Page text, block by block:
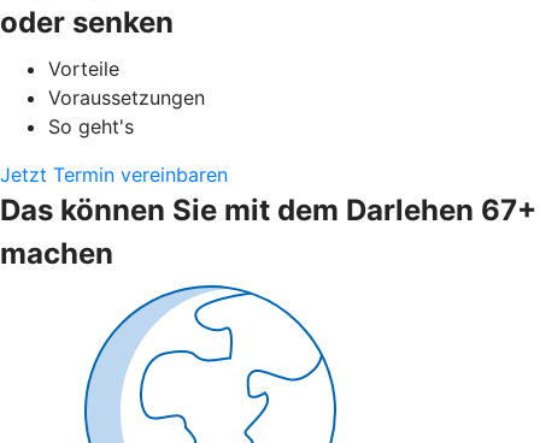
oder senken
Vorteile
Voraussetzungen
So geht's
Jetzt Termin vereinbaren
Das können Sie mit dem Darlehen 67+
machen